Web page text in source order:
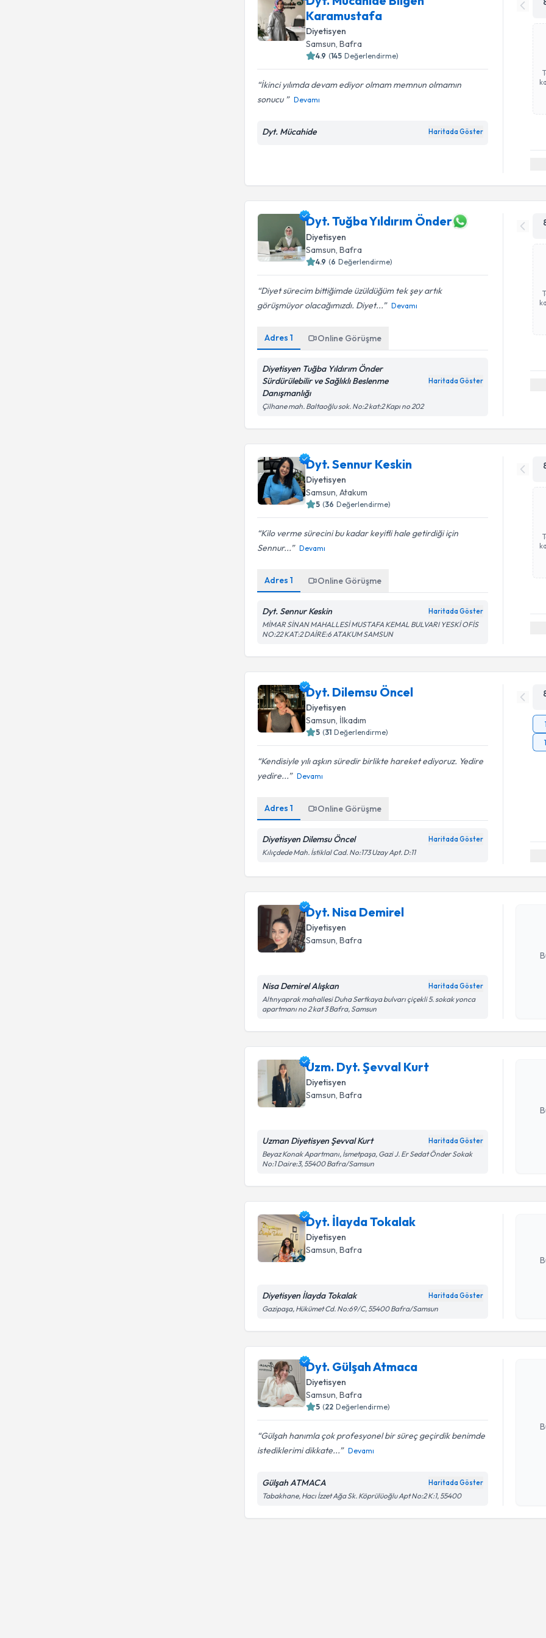
Karamustafa
Diyetisyen
Samsun,Bafra
4.9 (145 Değerlendirme)
İkinci yılımda devam ediyor olmam memnun olmamın
sonucu
Devamı
Dyt. Mücahide Haritada Göster
Dyt. Tuğba Yıldırım Önder
Diyetisyen
Samsun ,Bafra
4.9 (6 Değerlendirme)
Diyet sürecim bittiğimde üzüldüğüm tek şey artık
görüşmüyor olacağımızdı. Diyet...
Devamı
Adres1 Online Görüşme
Diyetisyen Tuğba Yıldırım Önder
Sürdürülebilir ve Sağlıklı Beslenme
Danışmanlığı
Haritada Göster
Çilhane mah. Baltaoğlu sok. No:2 kat:2 Kapı no 202
Dyt. Sennur Keskin
Diyetisyen
Samsun ,Atakum
5 (36 Değerlendirme)
Kilo verme sürecini bu kadar keyifli hale getirdiği için
Sennur...
Devamı
Adres1 Online Görüşme
Dyt. Sennur Keskin Haritada Göster
MİMAR SİNAN MAHALLESİ MUSTAFA KEMAL BULVARI YESKİ OFİS
NO:22 KAT:2 DAİRE:6 ATAKUM SAMSUN
Dyt. Dilemsu Öncel
Diyetisyen
Samsun İlkadım
5 (31 Değerlendirme)
Kendisiyle yılı aşkın süredir birlikte hareket ediyoruz. Yedire
yedire...
Devamı
Adres1 Online Görüşme
Diyetisyen Dilemsu Öncel Haritada Göster
Kılıçdede Mah. İstiklal Cad. No:173 Uzay Apt. D:11
Dyt. Nisa Demirel
Diyetisyen
Samsun,Bafra
Nisa Demirel Alışkan Haritada Göster
Altınyaprak mahallesi Duha Sertkaya bulvarı çiçekli 5. sokak yonca
apartmanı no 2 kat 3 Bafra, Samsun
Dyt. Nisa
uzmandan
Uzm. Dyt. Şevval Kurt
Diyetisyen
Samsun,Bafra
Uzman Diyetisyen Şevval Kurt Haritada Göster
Beyaz Konak Apartmanı, İsmetpaşa, Gazi J. Er Sedat Önder Sokak
No:1 Daire:3, 55400 Bafra/Samsun
Uzm. Dyt.
Size bu
Dyt. İlayda Tokalak
Diyetisyen
Samsun,Bafra
Diyetisyen İlayda Tokalak Haritada Göster
Gazipaşa, Hükümet Cd. No:69/C, 55400 Bafra/Samsun
Dyt. Gülşah Atmaca
Diyetisyen
Samsun,Bafra
5 (22 Değerlendirme)
Gülşah hanımla çok profesyonel bir süreç geçirdik benimde
istediklerimi dikkate...
Devamı
Gülşah ATMACA Haritada Göster
Tabakhane, Hacı İzzet Ağa Sk. Köprülüoğlu Apt No:2 K:1, 55400
Randevu
Dyt.